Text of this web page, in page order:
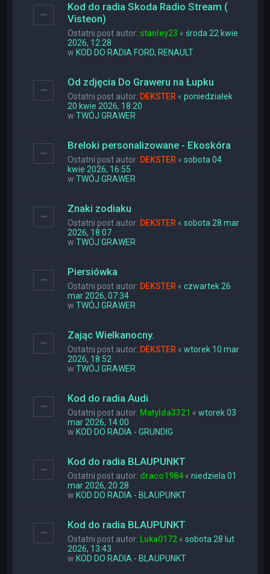
Kod do radia Skoda Radio Stream (
Visteon)
Ostatni post autor: stanley23 «środa 22 kwie
2026, 12:28
w KOD DO RADIA FORD, RENAULT
Od zdjęcia Do Graweru na Łupku
Ostatni post autor: DEKSTER «poniedziałek
20 kwie 2026, 18:20
wTWÓJ GRAWER
Breloki personalizowane - Ekoskóra
Ostatni post autor: DEKSTER «sobota 04
kwie 2026, 16:55
wTWÓJ GRAWER
Znaki zodiaku
Ostatni post autor: DEKSTER «sobota 28 mar
2026, 18:07
wTWÓJ GRAWER
Piersiówka
Ostatni post autor: DEKSTER «czwartek 26
mar 2026, 07:34
wTWÓJ GRAWER
Zając Wielkanocny.
Ostatni post autor: DEKSTER «wtorek 10 mar
2026, 18:52
wTWÓJ GRAWER
Kod do radia Audi
Ostatni post autor: Matylda3321 «wtorek 03
mar 2026, 14:00
w KOD DO RADIA - GRUNDIG
Kod do radia BLAUPUNKT
Ostatni post autor: draco1984 «niedziela 01
mar 2026, 20:28
w KOD DO RADIA - BLAUPUNKT
Kod do radia BLAUPUNKT
Ostatni post autor: Luka0172 «sobota 28 lut
2026, 13:43
w KOD DO RADIA - BLAUPUNKT